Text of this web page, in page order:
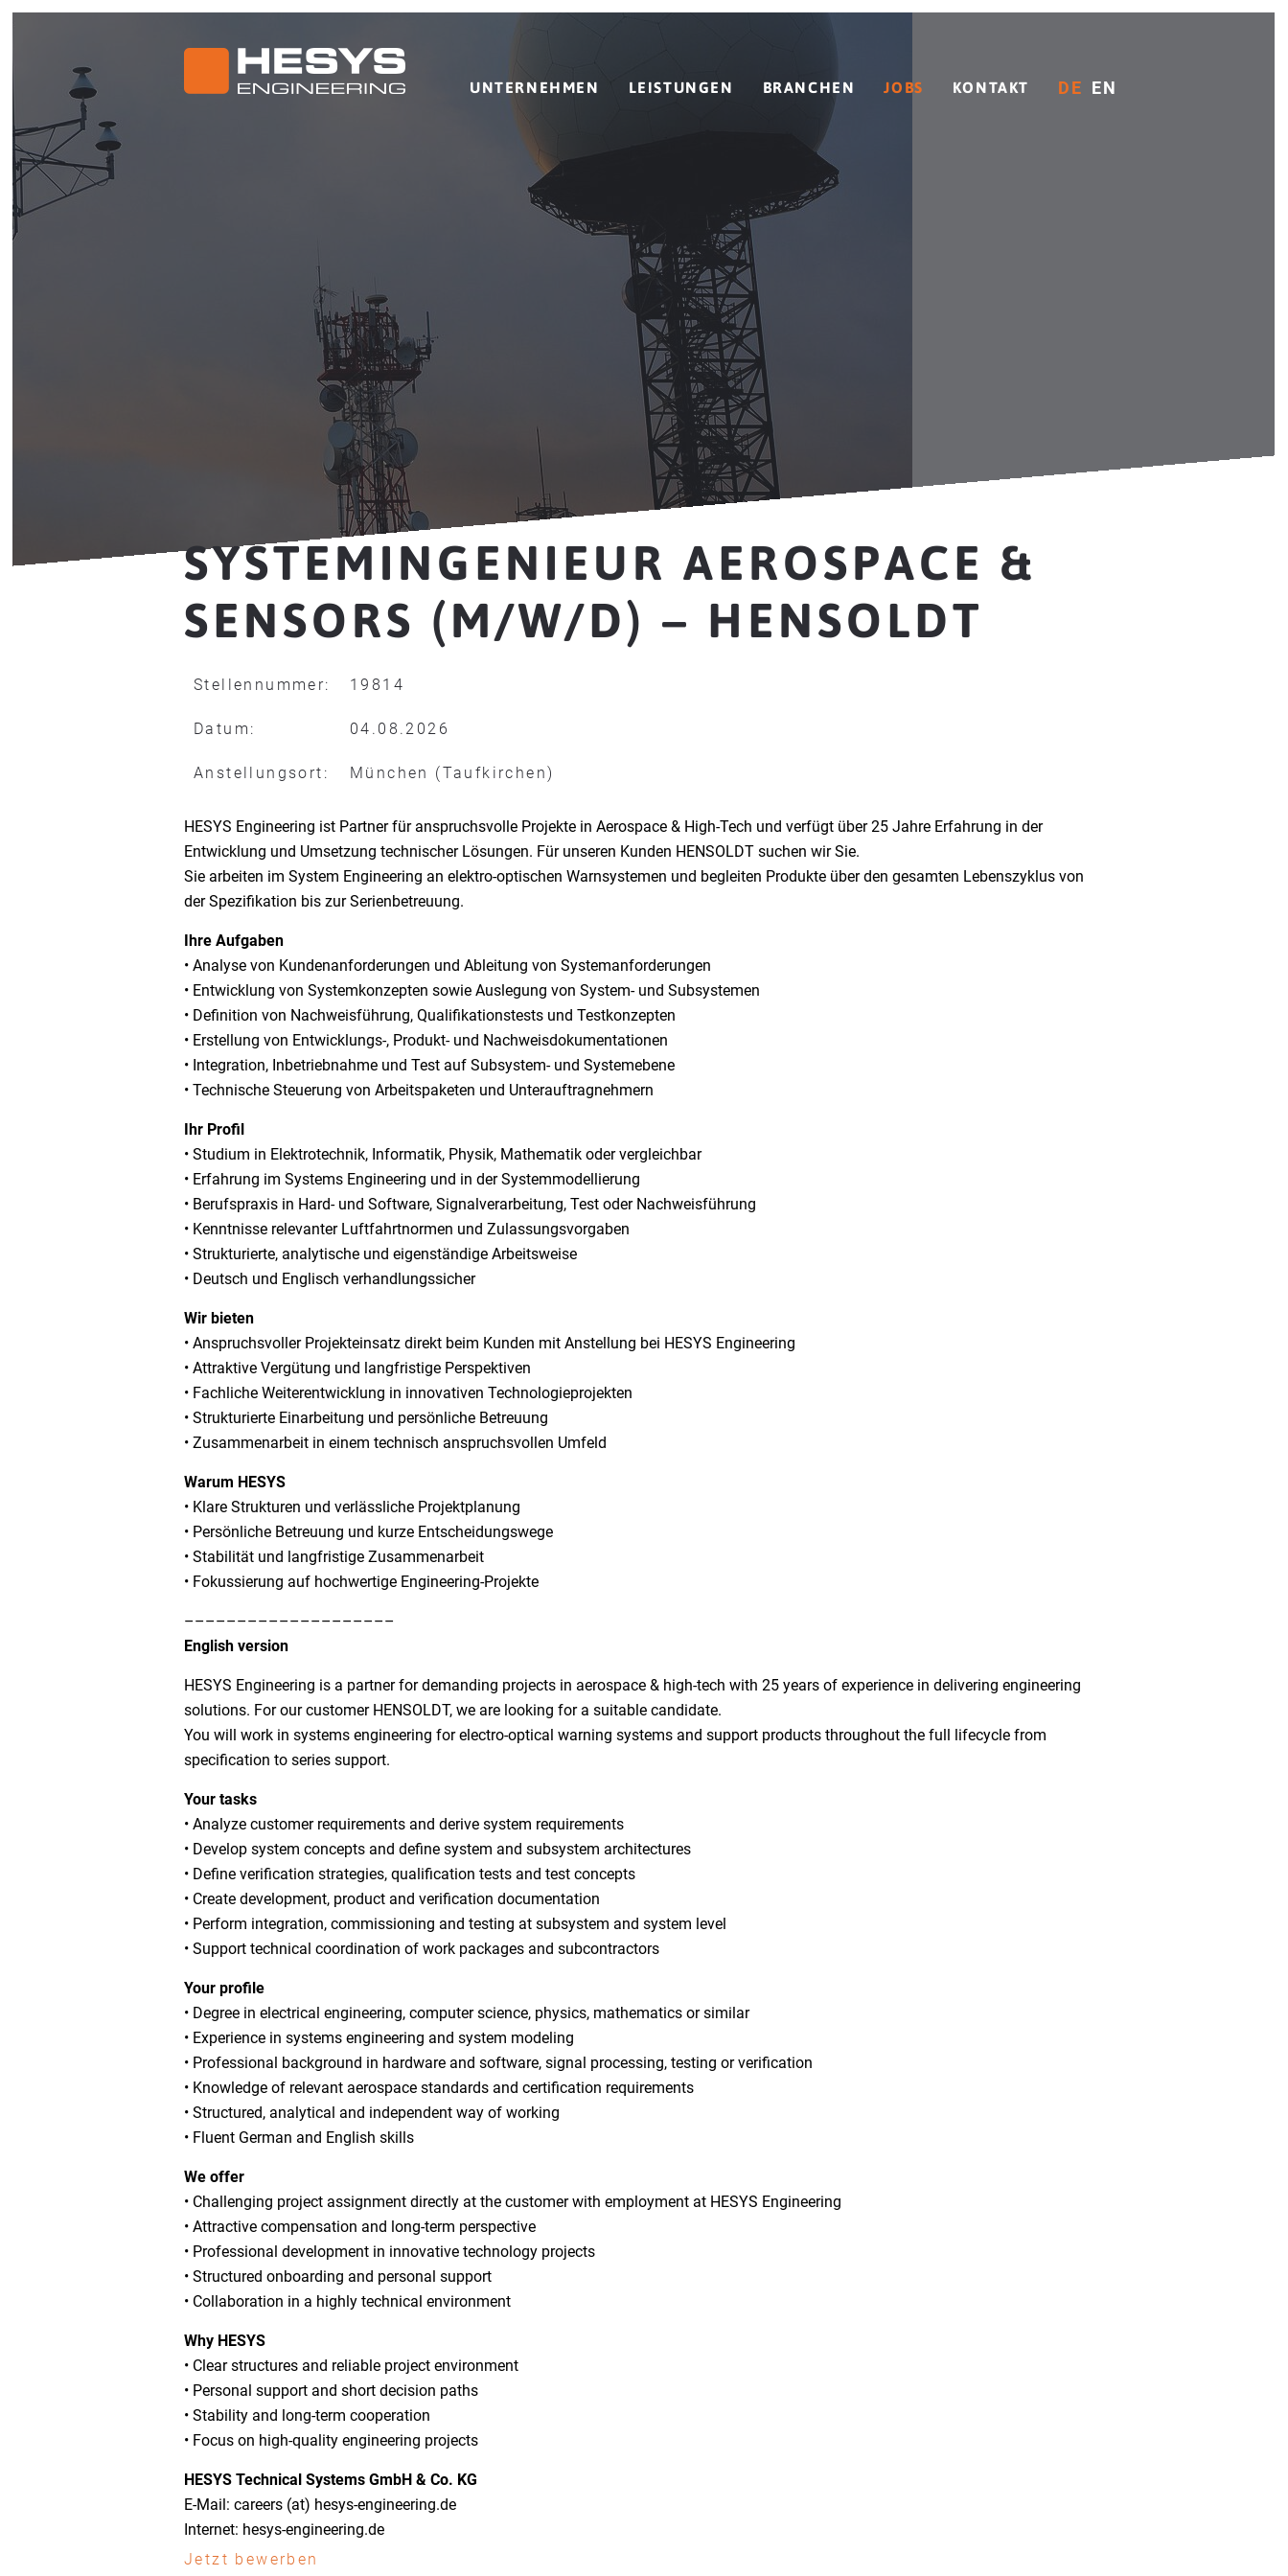
UNTERNEHMEN LEISTUNGEN BRANCHEN JOBS KONTAKT DE EN
SYSTEMINGENIEUR AEROSPACE &
SENSORS (M/W/D) – HENSOLDT
Stellennummer: 19814
Datum: 04.08.2026
Anstellungsort: München (Taufkirchen)
HESYS Engineering ist Partner für anspruchsvolle Projekte in Aerospace & High-Tech und verfügt über 25 Jahre Erfahrung in der
Entwicklung und Umsetzung technischer Lösungen. Für unseren Kunden HENSOLDT suchen wir Sie.
Sie arbeiten im System Engineering an elektro-optischen Warnsystemen und begleiten Produkte über den gesamten Lebenszyklus von
der Spezifikation bis zur Serienbetreuung.
Ihre Aufgaben
• Analyse von Kundenanforderungen und Ableitung von Systemanforderungen
• Entwicklung von Systemkonzepten sowie Auslegung von System- und Subsystemen
• Definition von Nachweisführung, Qualifikationstests und Testkonzepten
• Erstellung von Entwicklungs-, Produkt- und Nachweisdokumentationen
• Integration, Inbetriebnahme und Test auf Subsystem- und Systemebene
• Technische Steuerung von Arbeitspaketen und Unterauftragnehmern
Ihr Profil
• Studium in Elektrotechnik, Informatik, Physik, Mathematik oder vergleichbar
• Erfahrung im Systems Engineering und in der Systemmodellierung
• Berufspraxis in Hard- und Software, Signalverarbeitung, Test oder Nachweisführung
• Kenntnisse relevanter Luftfahrtnormen und Zulassungsvorgaben
• Strukturierte, analytische und eigenständige Arbeitsweise
• Deutsch und Englisch verhandlungssicher
Wir bieten
• Anspruchsvoller Projekteinsatz direkt beim Kunden mit Anstellung bei HESYS Engineering
• Attraktive Vergütung und langfristige Perspektiven
• Fachliche Weiterentwicklung in innovativen Technologieprojekten
• Strukturierte Einarbeitung und persönliche Betreuung
• Zusammenarbeit in einem technisch anspruchsvollen Umfeld
Warum HESYS
• Klare Strukturen und verlässliche Projektplanung
• Persönliche Betreuung und kurze Entscheidungswege
• Stabilität und langfristige Zusammenarbeit
• Fokussierung auf hochwertige Engineering-Projekte
––––––––––––––––––––
English version
HESYS Engineering is a partner for demanding projects in aerospace & high-tech with 25 years of experience in delivering engineering
solutions. For our customer HENSOLDT, we are looking for a suitable candidate.
You will work in systems engineering for electro-optical warning systems and support products throughout the full lifecycle from
specification to series support.
Your tasks
• Analyze customer requirements and derive system requirements
• Develop system concepts and define system and subsystem architectures
• Define verification strategies, qualification tests and test concepts
• Create development, product and verification documentation
• Perform integration, commissioning and testing at subsystem and system level
• Support technical coordination of work packages and subcontractors
Your profile
• Degree in electrical engineering, computer science, physics, mathematics or similar
• Experience in systems engineering and system modeling
• Professional background in hardware and software, signal processing, testing or verification
• Knowledge of relevant aerospace standards and certification requirements
• Structured, analytical and independent way of working
• Fluent German and English skills
We offer
• Challenging project assignment directly at the customer with employment at HESYS Engineering
• Attractive compensation and long-term perspective
• Professional development in innovative technology projects
• Structured onboarding and personal support
• Collaboration in a highly technical environment
Why HESYS
• Clear structures and reliable project environment
• Personal support and short decision paths
• Stability and long-term cooperation
• Focus on high-quality engineering projects
HESYS Technical Systems GmbH & Co. KG
E-Mail: careers (at) hesys-engineering.de
Internet: hesys-engineering.de
Jetzt bewerben